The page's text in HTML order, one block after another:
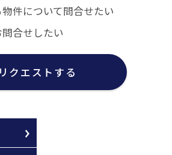
件について問合せたい
合せしたい
リクエストする